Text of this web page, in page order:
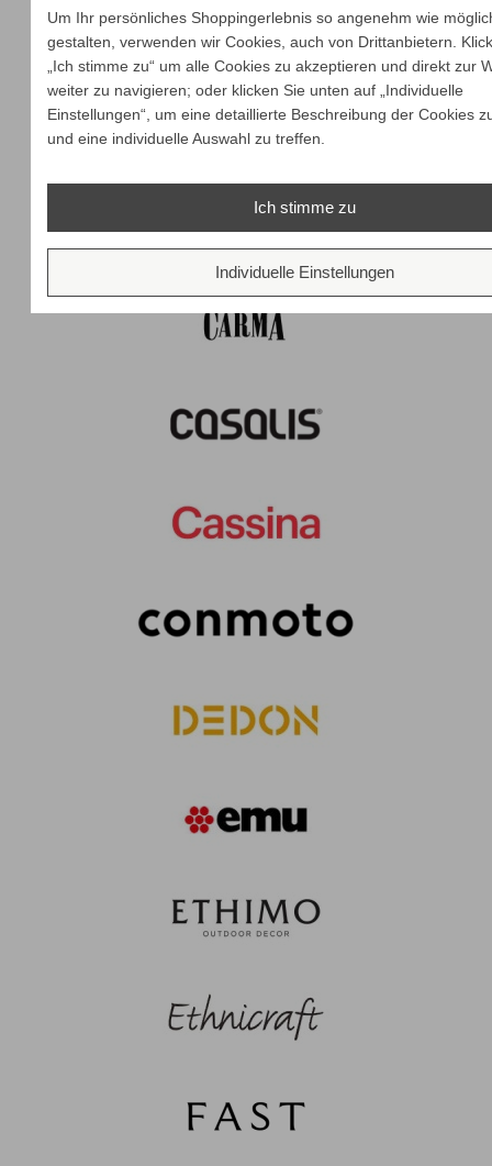
Um Ihr persönliches Shoppingerlebnis so angenehm wie
gestalten, verwenden wir Cookies, auch von Drittanbietern.
„Ich stimme zu“ um alle Cookies zu akzeptieren und direkt zur
weiter zu navigieren; oder klicken Sie unten auf „Individuelle
Einstellungen“, um eine detaillierte Beschreibung der Cookies
und eine individuelle Auswahl zu treffen.
Ich stimme zu
Individuelle Einstellungen